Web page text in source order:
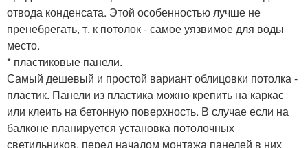
отвода конденсата. Этой особенностью лучше не
пренебрегать, т. к потолок - самое уязвимое для воды
место.
* пластиковые панели.
Самый дешевый и простой вариант облицовки потолка -
пластик. Панели из пластика можно крепить на каркас
или клеить на бетонную поверхность. В случае если на
балконе планируется установка потолочных
светильников, перед началом монтажа панелей в них